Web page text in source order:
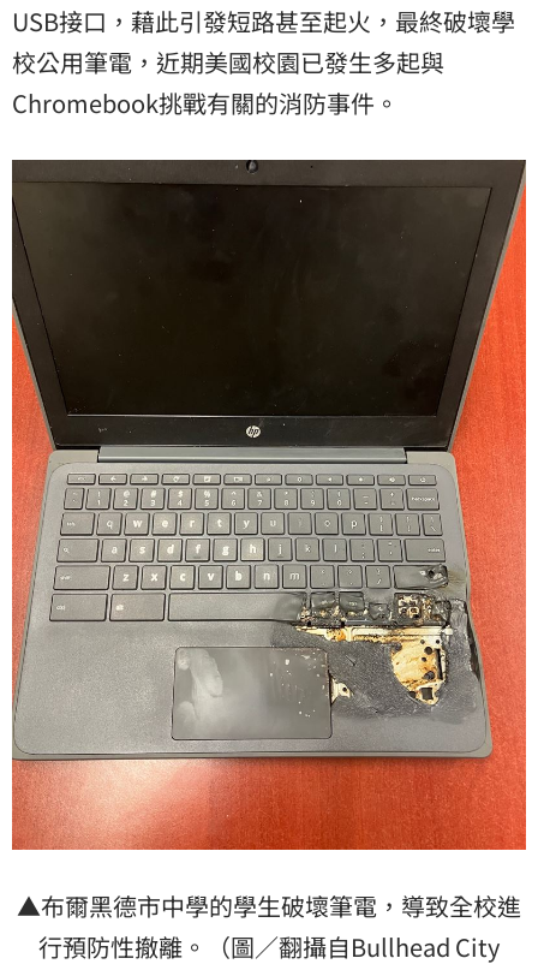
USB接口，藉此引發短路甚至起火，最終破壞學
校公用筆電，近期美國校園已發生多起與
Chromebook挑戰有關的消防事件。
▲布爾黑德市中學的學生破壞筆電，導致全校進
行預防性撤離。（圖／翻攝自Bullhead City